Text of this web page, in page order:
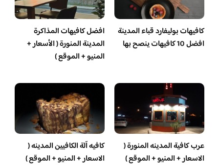
كافيهات بوليفارد قباء المدينة
افضل 10 كافيهات ينصح بها
افضل كافيهات المذاكرة
المدينة المنورة ( الأسعار +
المنيو + الموقع )
عرب كافية المدينه المنورة (
الاسعار + المنيو + الموقع )
كافيه آلة الكافيين المدينه (
الاسعار + المنيو + الموقع )